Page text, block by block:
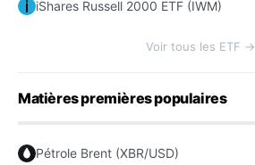
iShares Russell 2000 ETF (IWM)
Voir tous les ETF →
Matières premières populaires
Pétrole Brent (XBR/USD)